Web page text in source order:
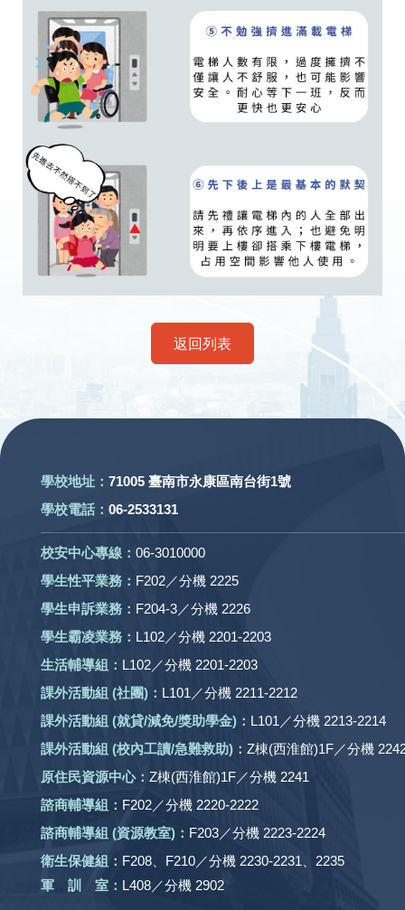
返回列表
學校地址： 71005 臺南市永康區南台街1號
學校電話： 06-2533131
校安中心專線： 06-3010000
學生性平業務： F202／分機 2225
學生申訴業務： F204-3／分機 2226
學生霸凌業務： L102／分機 2201-2203
生活輔導組： L102／分機 2201-2203
課外活動組 (社團) ： L101／分機 2211-2212
課外活動組 (就貸/減免/獎助學金)： L101／分機 2213-2214
課外活動組 (校內工讀/急難救助) ： Z棟(西淮館)1F／分機
原住民資源中心： Z棟(西淮館)1F／分機 2241
諮商輔導組： F202／分機 2220-2222
諮商輔導組 (資源教室)： F203／分機 2223-2224
衛生保健組： F208、F210／分機 2230-2231、2235
軍 訓 室： L408／分機 2902